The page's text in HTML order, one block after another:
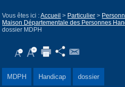
Vous êtes ici :Accueil > Particulier >
Maison Départementale des Personnes
dossier MDPH
MDPH Handicap dossier